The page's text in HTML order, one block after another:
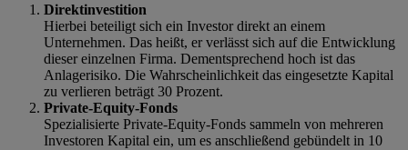
Direktinvestition
Hierbei beteiligt sich ein Investor direkt an einem
Unternehmen. Das heißt, er verlässt sich auf die Entwicklung
dieser einzelnen Firma. Dementsprechend hoch ist das
Anlagerisiko. Die Wahrscheinlichkeit das eingesetzte Kapital
zu verlieren beträgt 30 Prozent.
Private-Equity-Fonds
Spezialisierte Private-Equity-Fonds sammeln von mehreren
Investoren Kapital ein, um es anschließend gebündelt in 10